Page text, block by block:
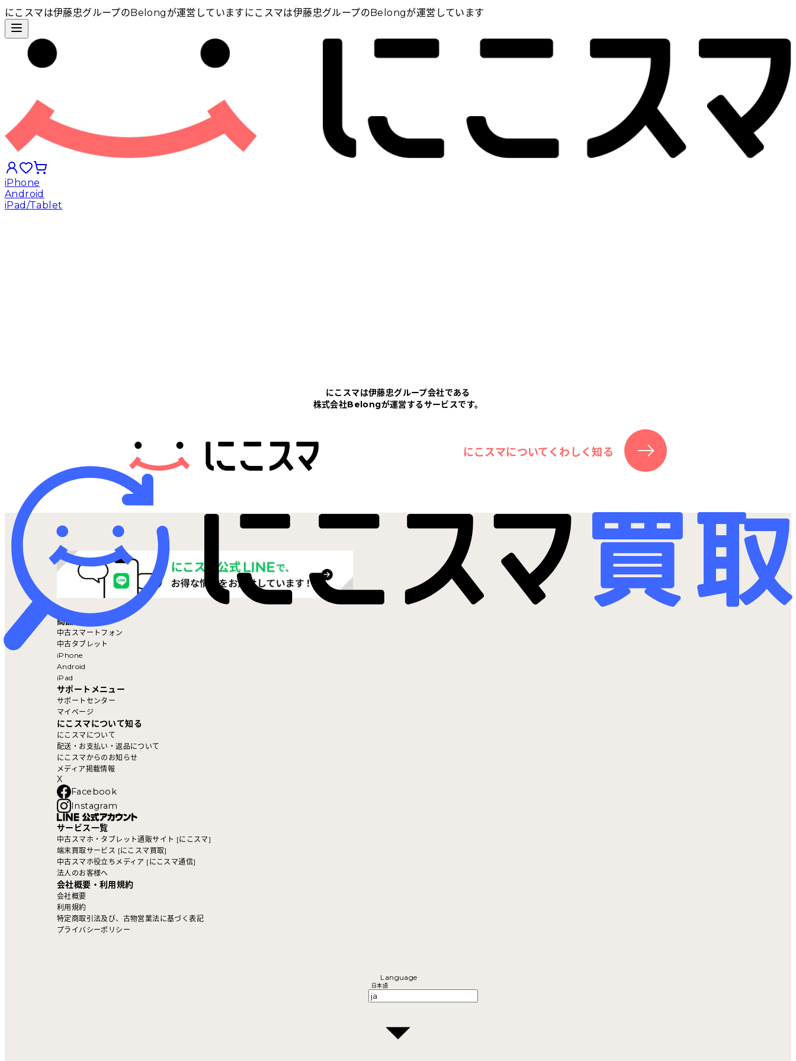
にこスマは伊藤忠グループのBelongが運営しています にこスマは伊藤忠グループのBelongが運営しています
iPhone
Android
iPad/Tablet
ニュース
にこスマ通信
マイページ
にこスマは伊藤忠グループ会社である
株式会社Belongが運営するサービスです。
にこスマについてくわしく知る
商品を探す
中古スマートフォン
中古タブレット
iPhone
Android
iPad
サポートメニュー
サポートセンター
マイページ
にこスマについて知る
にこスマについて
配送・お支払い・返品について
にこスマからのお知らせ
メディア掲載情報
X
Facebook
Instagram
サービス一覧
中古スマホ・タブレット通販サイト [にこスマ]
端末買取サービス [にこスマ買取]
中古スマホ役立ちメディア [にこスマ通信]
法人のお客様へ
会社概要・利用規約
会社概要
利用規約
特定商取引法及び、古物営業法に基づく表記
プライバシーポリシー
Language
日本語